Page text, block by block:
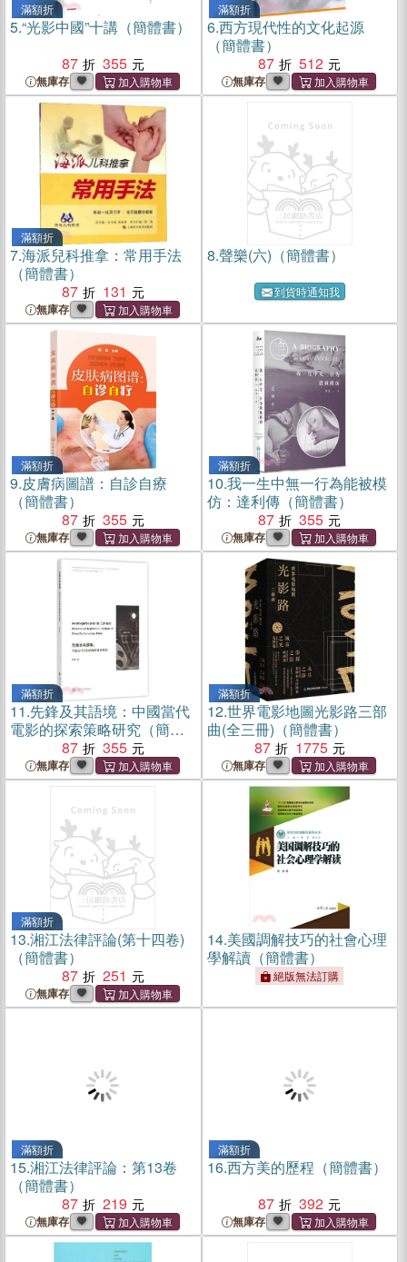
滿額折
5.“光影中國”十講（簡體書）
87
355
無庫存
滿額折
6.西方現代性的文化起源
（簡體書）
87
512
無庫存
滿額折
7.海派兒科推拿：常用手法
（簡體書）
87
131
無庫存
8.聲樂(六)（簡體書）
到貨時通知我
滿額折
9.皮膚病圖譜：自診自療
（簡體書）
87
355
無庫存
滿額折
10.我一生中無一行為能被模
仿：達利傳（簡體書）
87
355
無庫存
滿額折
11.先鋒及其語境：中國當代
電影的探索策略研究（簡體
87 355
無庫存
滿額折
12.世界電影地圖光影路三部
曲(全三冊)（簡體書）
87
1775
無庫存
滿額折
13.湘江法律評論(第十四卷)
（簡體書）
87
251
無庫存
14.美國調解技巧的社會心理
學解讀（簡體書）
絕版無法訂購
滿額折
15.湘江法律評論：第13卷
（簡體書）
87
219
無庫存
滿額折
16.西方美的歷程（簡體書）
87
392
無庫存